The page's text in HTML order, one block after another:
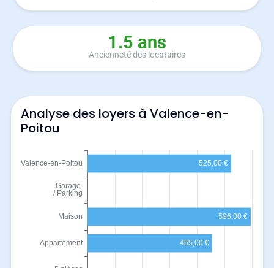
1.5 ans
Ancienneté des locataires
Analyse des loyers à Valence-en-
Poitou